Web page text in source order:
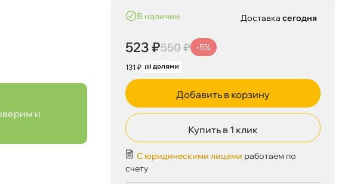
и
наличии
523 ₽550 ₽ -5%
131 ₽
Доставкасегодня
Добавить в корзину
Купить в 1 клик
С юридическими лицами работаем по
счету